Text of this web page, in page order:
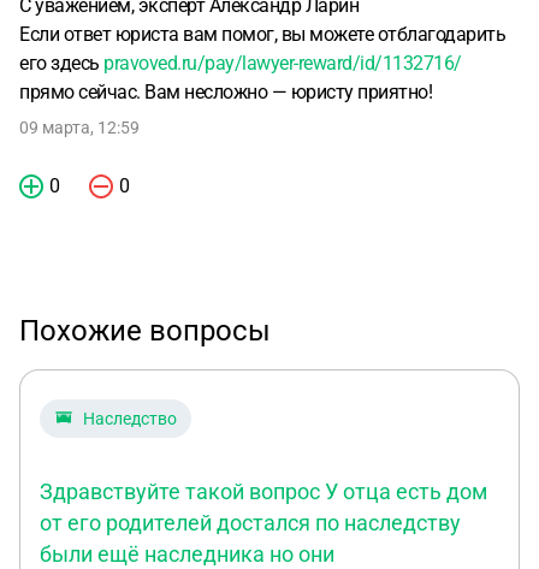
С уважением, эксперт Александр Ларин
Если ответ юриста вам помог, вы можете отблагодарить
его здесь pravoved.ru/pay/lawyer-reward/id/1132716/
прямо сейчас. Вам несложно — юристу приятно!
09 марта, 12:59
0 0
Похожие вопросы
Наследство
Здравствуйте такой вопрос У отца есть дом
от его родителей достался по наследству
были ещё наследника но они